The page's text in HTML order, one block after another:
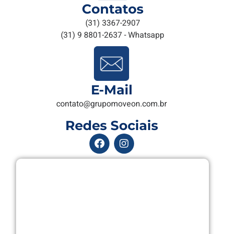
Contatos
(31) 3367-2907
(31) 9 8801-2637 - Whatsapp
Redes Sociais
E-Mail
contato@grupomoveon.com.br